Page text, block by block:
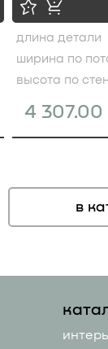
4 307.00
длина детали
ширина по
высота по
в